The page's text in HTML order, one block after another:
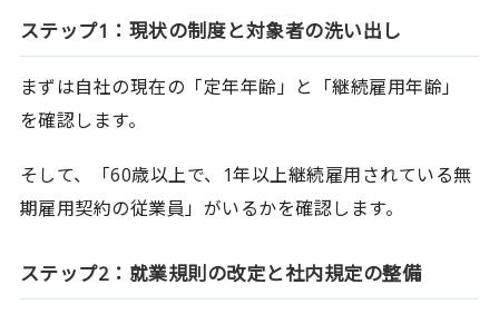
ステップ1：現状の制度と対象者の洗い出し
まずは自社の現在の「定年年齢」と「継続雇用年齢」
を確認します。
そして、「60歳以上で、1年以上継続雇用されている無
期雇用契約の従業員」がいるかを確認します。
ステップ2：就業規則の改定と社内規定の整備